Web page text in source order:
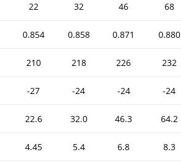
22 32 46 68
0.854 0.858 0.871 0.880
210 218 226 232
-27 -24 -24 -24
22.6 32.0 46.3 64.2
4.45 5.4 6.8 8.3